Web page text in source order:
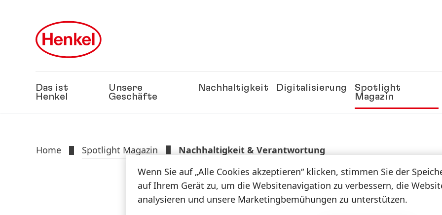
Das ist
Henkel
Unsere
Geschäfte
Nachhaltigkeit Digitalisierung
Spotlight
Magazin
Home Spotlight Magazin Nachhaltigkeit & Verantwortung
Story
Wenn Sie auf „Alle Cookies akzeptieren“ klicken, stimmen Sie der
auf Ihrem Gerät zu, um die Websitenavigation zu verbessern, die
analysieren und unsere Marketingbemühungen zu unterstützen.